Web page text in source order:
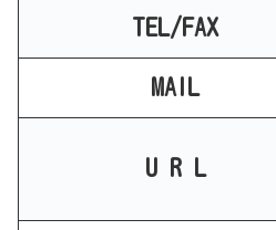
TEL/FAX
MAIL
U R L